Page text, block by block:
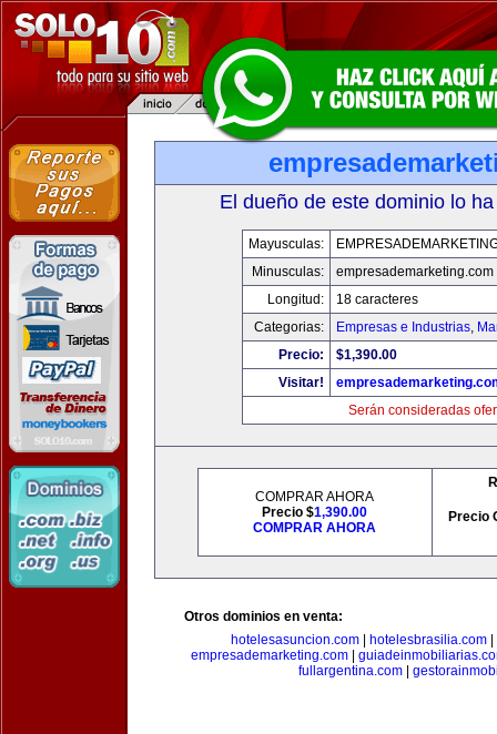
El dueño de este dominio lo
Mayusculas:
Minusculas:
empresademarketing.com
Longitud:
18 caracteres
Categorias:
Empresas e Industrias,
Precio:
$1,390.00
Visitar!
Serán consideradas
COMPRAR AHORA
Precio $1,390.00
COMPRAR AHORA
Precio
Otros dominios en venta:
hotelesasuncion.com| hotelesbrasilia.com|
empresademarketing.com|
fullargentina.com